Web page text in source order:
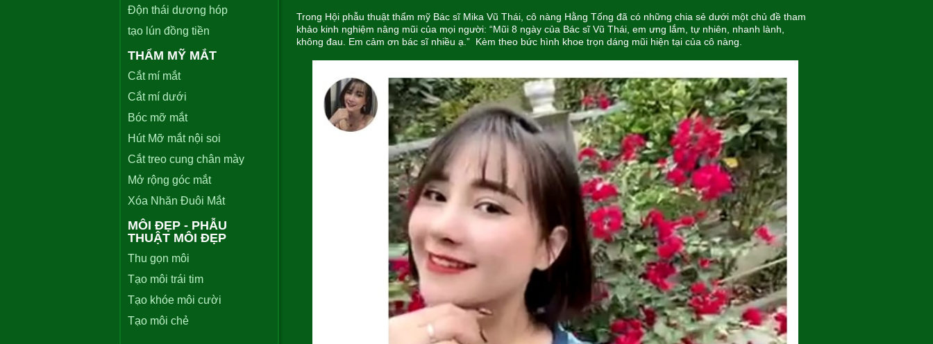
Độn thái dương hóp
tạo lún đồng tiền
THẨM MỸ MẮT
Cắt mí mắt
Cắt mí dưới
Bóc mỡ mắt
Hút Mỡ mắt nội soi
Cắt treo cung chân mày
Mở rộng góc mắt
Xóa Nhăn Đuôi Mắt
MÔI ĐẸP - PHẪU
THUẬT MÔI ĐẸP
Thu gọn môi
Tạo môi trái tim
Tạo khóe môi cười
Tạo môi chẻ
Trong Hội phẫu thuật thẩm mỹ Bác sĩ Mika Vũ Thái, cô nàng Hằng Tống đã có những chia sẻ dưới một chủ đề tham
khảo kinh nghiệm nâng mũi của mọi người: “Mũi 8 ngày của Bác sĩ Vũ Thái, em ưng lắm, tự nhiên, nhanh lành,
không đau. Em cảm ơn bác sĩ nhiều ạ.” Kèm theo bức hình khoe trọn dáng mũi hiện tại của cô nàng.